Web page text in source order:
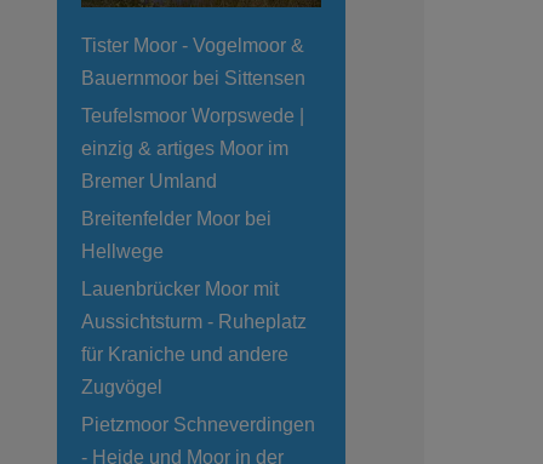
Tister Moor - Vogelmoor &
Bauernmoor bei Sittensen
Teufelsmoor Worpswede |
einzig & artiges Moor im
Bremer Umland
Breitenfelder Moor bei
Hellwege
Lauenbrücker Moor mit
Aussichtsturm - Ruheplatz
für Kraniche und andere
Zugvögel
Pietzmoor Schneverdingen
- Heide und Moor in der